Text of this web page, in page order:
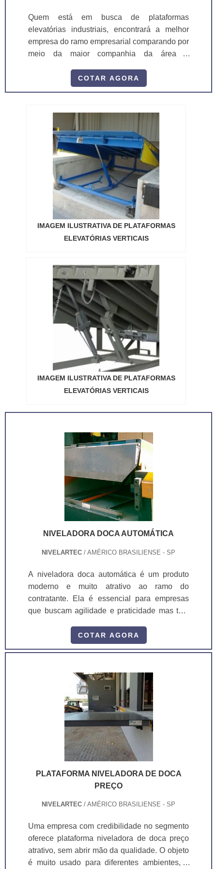
Quem está em busca de plataformas
elevatórias industriais, encontrará a melhor
empresa do ramo empresarial comparando por
meio da maior companhia da área e
deve ser adquirido com empresas
garantir a qualidade e durabilidade dos
materiais, além de evitar prejuízos com
substituições frequentes de peças defei...
COTAR AGORA
IMAGEM ILUSTRATIVA DE PLATAFORMAS
ELEVATÓRIAS VERTICAIS
IMAGEM ILUSTRATIVA DE PLATAFORMAS
ELEVATÓRIAS VERTICAIS
NIVELADORA DOCA AUTOMÁTICA
NIVELARTEC / AMÉRICO BRASILIENSE - SP
A niveladora doca automática é um produto
moderno e muito atrativo ao ramo do
contratante. Ela é essencial para empresas
que buscam agilidade e praticidade mas tem
equipamento extremamente seguro e
ergonômico sem deixar de cumprir sua
fixa com as diferentes alturas de
caminhão.Plataformas em que o produto se
encaixa Carretas; Caminhões 3/4;
Contêineres; Caminhões truck; Caminhões
toco; Entre outros.O sistema.
COTAR AGORA
PLATAFORMA NIVELADORA DE DOCA
PREÇO
NIVELARTEC / AMÉRICO BRASILIENSE - SP
Uma empresa com credibilidade no segmento
oferece plataforma niveladora de doca preço
atrativo, sem abrir mão da qualidade. O objeto
é muito usado para diferentes ambientes, e